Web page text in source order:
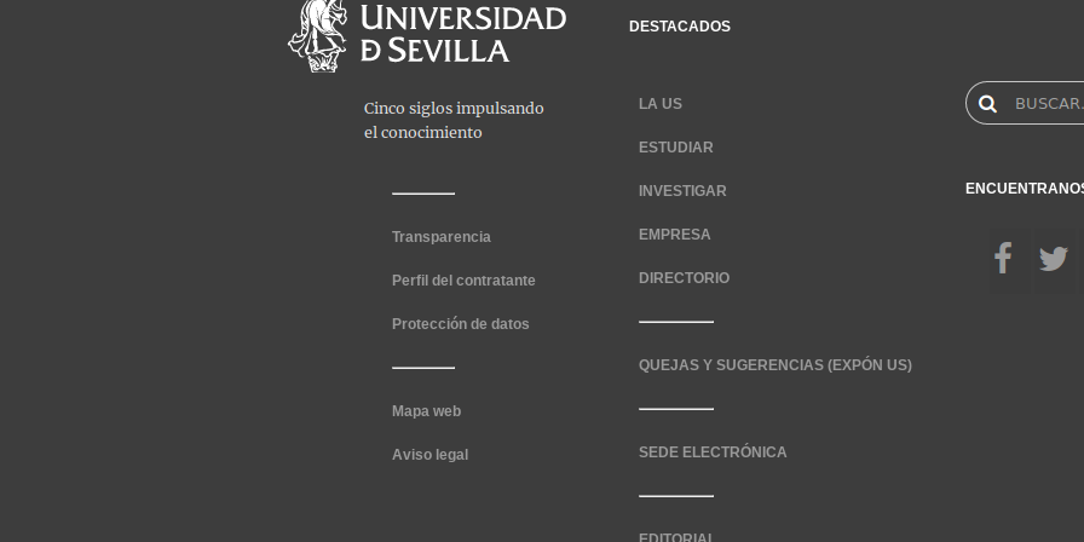
Transparencia
Perfil del contratante
Protección de datos
Mapa web
Aviso legal
DESTACADOS
LA US
ESTUDIAR
INVESTIGAR
EMPRESA
DIRECTORIO
QUEJAS Y SUGERENCIAS (EXPÓN US)
SEDE ELECTRÓNICA